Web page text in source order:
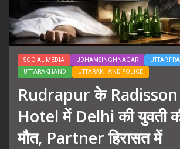
SOCIAL MEDIA UDHAMSINGHNAGAR
UTTAR
UTTARAKHAND
UTTARAKHAND POLICE
Rudrapur के
Hotel में Delhi की युवती
मौत, Partner हिरासत में